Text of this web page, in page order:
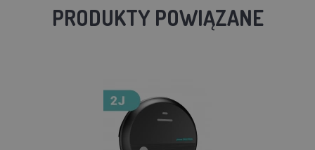
PRODUKTY POWIĄZANE